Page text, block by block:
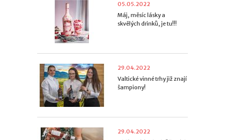
05.05.2022
Máj, měsíc lásky a
skvělých drinků, je tu!!!
29.04.2022
Valtické vinné trhy již znají
šampiony!
29.04.2022